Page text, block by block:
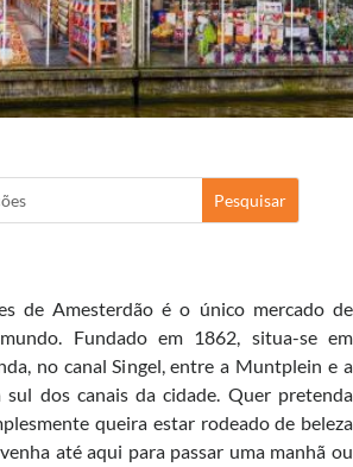
de Amesterdão é o único mercado de
Fundado em 1862, situa-se em
no canal Singel, entre a Muntplein e a
sul dos canais da cidade. Quer pretenda
queira estar rodeado de beleza
até aqui para passar uma manhã ou